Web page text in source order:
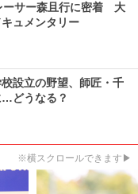
ーサー森且行に密着 大
ュメンタリー
設立の野望、師匠・千
どうなる？
※横スクロールできます▶